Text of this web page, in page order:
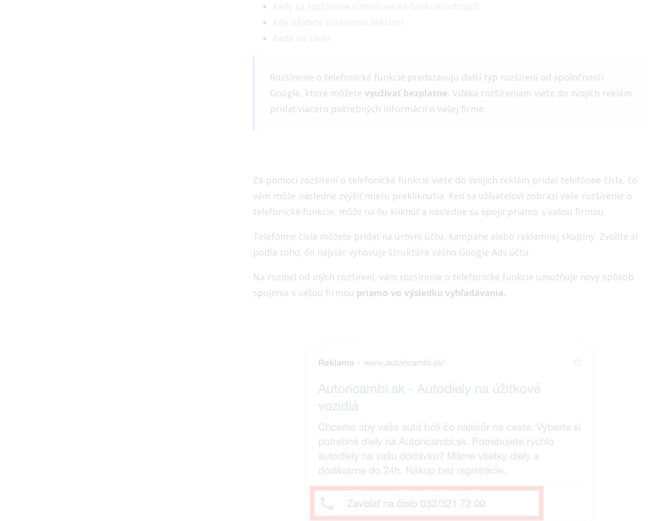
Kedy sa rozšírenie o telefonické funkcie zobrazí?
Kde nájdete rozšírenia reklám?
Rada na záver
Rozšírenie o telefonické funkcie predstavujú ďalší typ rozšírení od spoločnosti
Google, ktoré môžete využívať bezplatne. Vďaka rozšíreniam viete do svojich reklám
pridať viacero potrebných informácií o vašej firme.
Za pomoci rozšírení o telefonické funkcie viete do svojich reklám pridať telefónne čísla, čo
vám môže následne zvýšiť mieru prekliknutia. Keď sa užívateľovi zobrazí vaše rozšírenie o
telefonické funkcie, môže na ňu kliknúť a následne sa spojiť priamo s vašou firmou.
Telefónne čísla môžete pridať na úrovni účtu, kampane alebo reklamnej skupiny. Zvolíte si
podľa toho, čo najviac vyhovuje štruktúre vášho Google Ads účtu.
Na rozdiel od iných rozšírení, vám rozšírenie o telefonické funkcie umožňuje nový spôsob
spojenia s vašou firmou priamo vo výsledku vyhľadávania.